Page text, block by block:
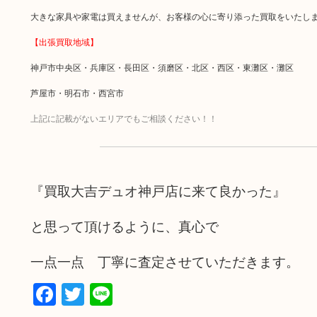
大きな家具や家電は買えませんが、お客様の心に寄り添った買取をいたし
【出張買取地域】
神戸市中央区・兵庫区・長田区・須磨区・北区・西区・東灘区・灘区
芦屋市・明石市・西宮市
上記に記載がないエリアでもご相談ください！！
『買取大吉デュオ神戸店に来て良かった』
と思って頂けるように、真心で
一点一点 丁寧に査定させていただきます。
Facebook
Twitter
Line